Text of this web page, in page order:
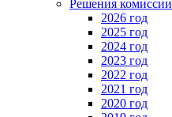
Решения комиссии
2026 год
2025 год
2024 год
2023 год
2022 год
2021 год
2020 год